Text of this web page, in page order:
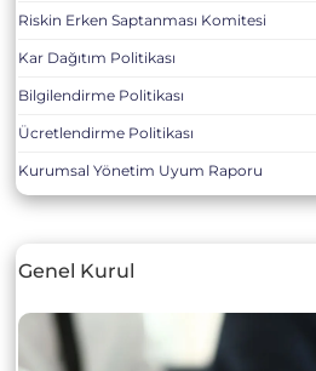
Riskin Erken Saptanması Komitesi
Kar Dağıtım Politikası
Bilgilendirme Politikası
Ücretlendirme Politikası
Kurumsal Yönetim Uyum Raporu
Genel Kurul